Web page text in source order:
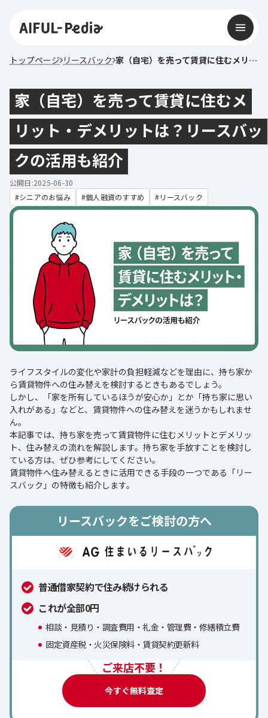
トップページ リースバック 家（自宅）を売って賃貸に住むメリット・デメリットは？リースバックの活用も紹介
家（自宅）を売って賃貸に住むメ
リット・デメリットは？リースバッ
クの活用も紹介
公開日:2025-06-30
シニアのお悩み
個人融資のすすめ リースバック
ライフスタイルの変化や家計の負担軽減などを理由に、持ち家か
ら賃貸物件への住み替えを検討するときもあるでしょう。
しかし、「家を所有しているほうが安心か」とか「持ち家に思い
入れがある」などと、賃貸物件への住み替えを迷うかもしれませ
ん。
本記事では、持ち家を売って賃貸物件に住むメリットとデメリッ
ト、住み替えの流れを解説します。持ち家を手放すことを検討し
ている方は、ぜひ参考にしてください。
賃貸物件へ住み替えるときに活用できる手段の一つである「リー
スバック」の特徴も紹介します。
リースバックをご検討の方へ
普通借家契約で住み続けられる
これが全部0円
相談・見積り・調査費用・礼金・管理費・修繕積立費
固定資産税・火災保険料・賃貸契約更新料
ご来店不要！
今すぐ無料査定